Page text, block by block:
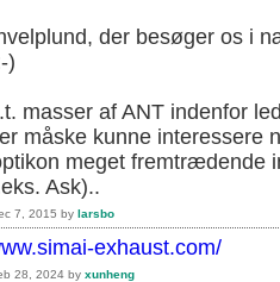
der besøger os i
)
masser af ANT indenfor
måske kunne interessere
meget fremtrædende
Ask)..
7, 2015 by larsbo
exhaust.com/
28, 2024 by xunheng